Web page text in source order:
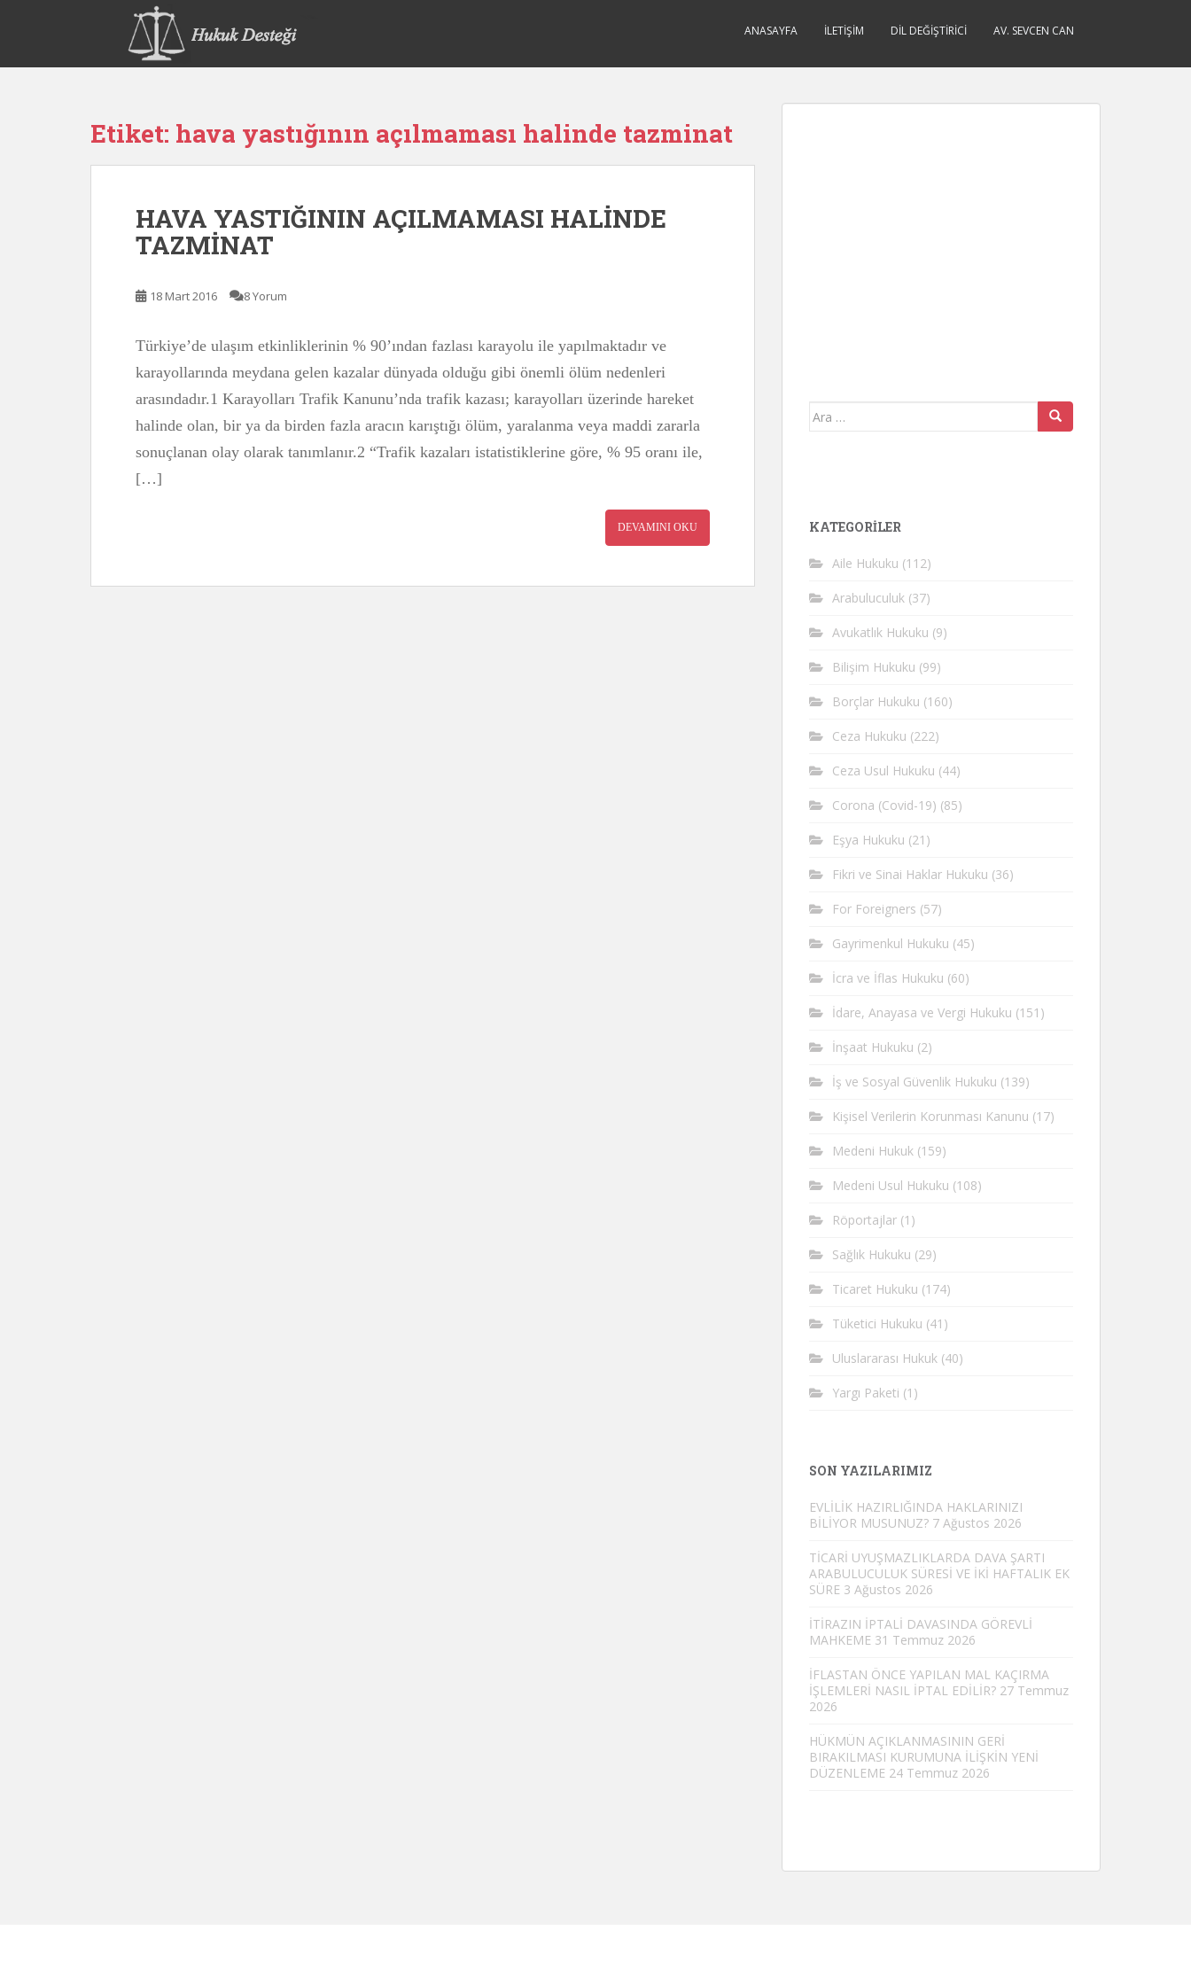
p
ANASAYFA İLETIŞIM DIL DEĞIŞTIRICI AV. SEVCEN CAN
Etiket: hava yastığının açılmaması halinde tazminat
HAVA YASTIĞININ AÇILMAMASI HALİNDE
TAZMİNAT
18 Mart 2016 8 Yorum
Türkiye’de ulaşım etkinliklerinin % 90’ından fazlası karayolu ile yapılmaktadır ve
karayollarında meydana gelen kazalar dünyada olduğu gibi önemli ölüm nedenleri
arasındadır.1 Karayolları Trafik Kanunu’nda trafik kazası; karayolları üzerinde hareket
halinde olan, bir ya da birden fazla aracın karıştığı ölüm, yaralanma veya maddi zararla
sonuçlanan olay olarak tanımlanır.2 “Trafik kazaları istatistiklerine göre, % 95 oranı ile,
[…]
DEVAMINI OKU
Arama
KATEGORİLER
Aile Hukuku (112)
Arabuluculuk (37)
Avukatlık Hukuku (9)
Bilişim Hukuku (99)
Borçlar Hukuku (160)
Ceza Hukuku (222)
Ceza Usul Hukuku (44)
Corona (Covid-19) (85)
Eşya Hukuku (21)
Fikri ve Sinai Haklar Hukuku (36)
For Foreigners (57)
Gayrimenkul Hukuku (45)
İcra ve İflas Hukuku (60)
İdare, Anayasa ve Vergi Hukuku (151)
İnşaat Hukuku (2)
İş ve Sosyal Güvenlik Hukuku (139)
Kişisel Verilerin Korunması Kanunu (17)
Medeni Hukuk (159)
Medeni Usul Hukuku (108)
Röportajlar (1)
Sağlık Hukuku (29)
Ticaret Hukuku (174)
Tüketici Hukuku (41)
Uluslararası Hukuk (40)
Yargı Paketi (1)
SON YAZILARIMIZ
EVLİLİK HAZIRLIĞINDA HAKLARINIZI
BİLİYOR MUSUNUZ? 7 Ağustos 2026
TİCARİ UYUŞMAZLIKLARDA DAVA ŞARTI
ARABULUCULUK SÜRESİ VE İKİ HAFTALIK EK
SÜRE 3 Ağustos 2026
İTİRAZIN İPTALİ DAVASINDA GÖREVLİ
MAHKEME 31 Temmuz 2026
İFLASTAN ÖNCE YAPILAN MAL KAÇIRMA
İŞLEMLERİ NASIL İPTAL EDİLİR? 27 Temmuz
2026
HÜKMÜN AÇIKLANMASININ GERİ
BIRAKILMASI KURUMUNA İLİŞKİN YENİ
DÜZENLEME 24 Temmuz 2026